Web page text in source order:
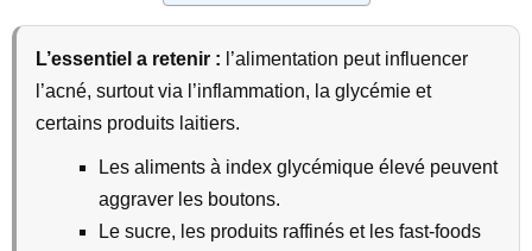
L’essentiel a retenir : l’alimentation peut influencer
l’acné, surtout via l’inflammation, la glycémie et
certains produits laitiers.
Les aliments à index glycémique élevé peuvent
aggraver les boutons.
Le sucre, les produits raffinés et les fast-foods